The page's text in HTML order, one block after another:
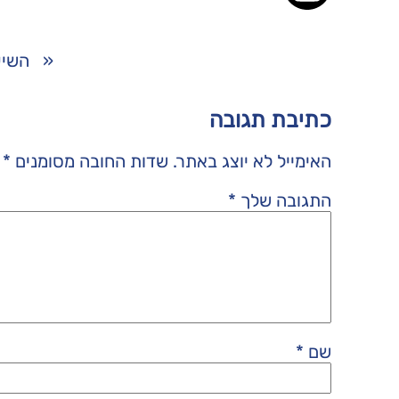
«
כתיבת תגובה
האימייל לא יוצג באתר. שדות החובה מסומנים *
התגובה שלך *
שם *